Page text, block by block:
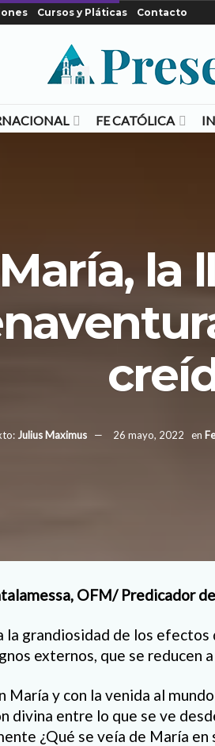
Cursos y Pláticas Contacto
FE CATÓLICA
la
Julius Maximus 26 mayo, 2022 en
OFM/ Predicador
la grandiosidad de los
externos, que se reducen
María y con la venida al
divina entre lo que se ve
¿Qué se veía de María en